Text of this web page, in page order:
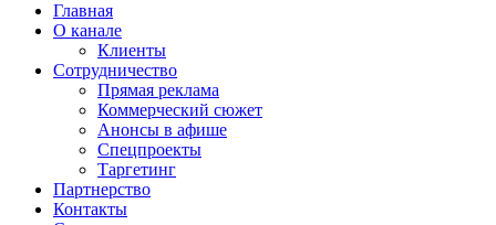
Главная
О канале
Клиенты
Сотрудничество
Прямая реклама
Коммерческий сюжет
Анонсы в афише
Cпецпроекты
Таргетинг
Партнерство
Контакты